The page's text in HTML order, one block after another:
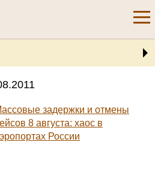
задержки и отмены
8 августа: хаос в
России